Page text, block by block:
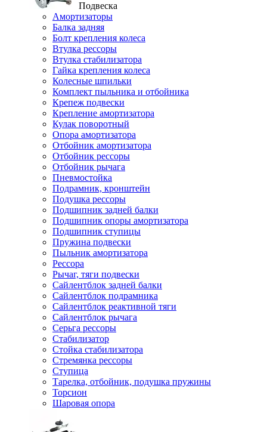
Подвеска
Амортизаторы
Балка задняя
Болт крепления колеса
Втулка рессоры
Втулка стабилизатора
Гайка крепления колеса
Колесные шпильки
Комплект пыльника и отбойника
Крепеж подвески
Крепление амортизатора
Кулак поворотный
Опора амортизатора
Отбойник амортизатора
Отбойник рессоры
Отбойник рычага
Пневмостойка
Подрамник, кронштейн
Подушка рессоры
Подшипник задней балки
Подшипник опоры амортизатора
Подшипник ступицы
Пружина подвески
Пыльник амортизатора
Рессора
Рычаг, тяги подвески
Сайлентблок задней балки
Сайлентблок подрамника
Сайлентблок реактивной тяги
Сайлентблок рычага
Серьга рессоры
Стабилизатор
Стойка стабилизатора
Стремянка рессоры
Ступица
Тарелка, отбойник, подушка пружины
Торсион
Шаровая опора